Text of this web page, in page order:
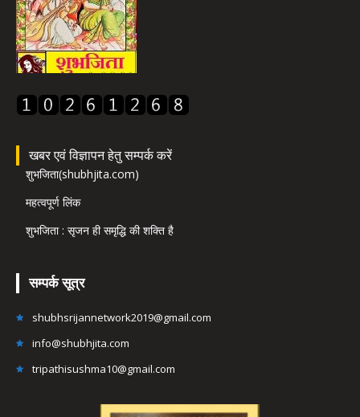
खबर एवं विज्ञापन हेतु सम्पर्क करें
शुभजिता(shubhjita.com)
महत्वपूर्ण लिंक
शुभजिता : सृजन ही समृद्धि की शक्ति है
सम्पर्क सूत्र
shubhsrijannetwork2019@gmail.com
info@shubhjita.com
tripathisushma10@gmail.com